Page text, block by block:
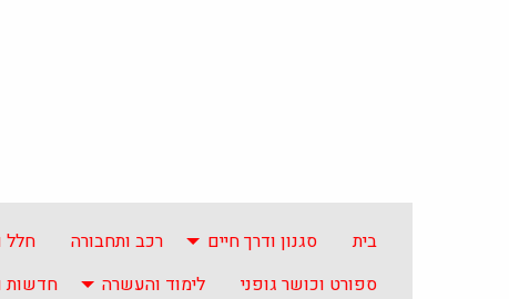
בית סגנון ודרך חיים רכב ותחבורה חלל
ספורט וכושר גופני
לימוד והעשרה חדשות